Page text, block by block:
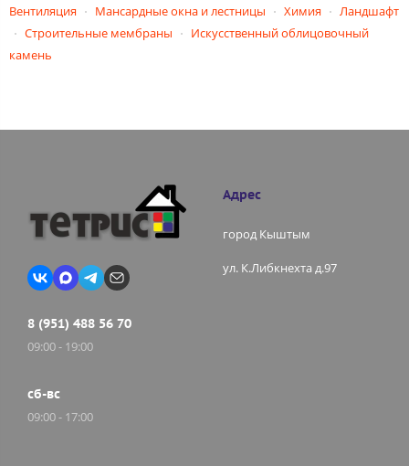
Вентиляция Мансардные окна и лестницы Химия
Ландшафт
Строительные мембраны
Искусственный облицовочный
камень
8 (951) 488 56 70
09:00 - 19:00
сб-вс
09:00 - 17:00
Адрес
город Кыштым
ул. К.Либкнехта д.97